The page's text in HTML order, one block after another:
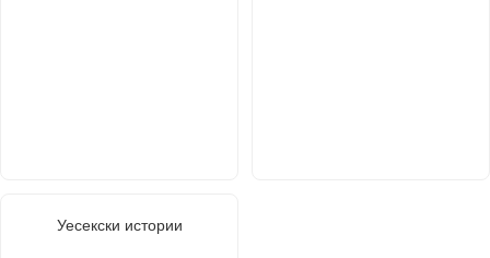
Уесекски истории